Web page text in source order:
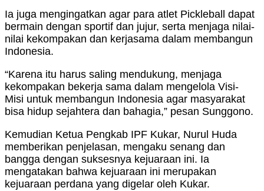
Ia juga mengingatkan agar para atlet Pickleball dapat
bermain dengan sportif dan jujur, serta menjaga nilai-
nilai kekompakan dan kerjasama dalam membangun
Indonesia.
“Karena itu harus saling mendukung, menjaga
kekompakan bekerja sama dalam mengelola Visi-
Misi untuk membangun Indonesia agar masyarakat
bisa hidup sejahtera dan bahagia,” pesan Sunggono.
Kemudian Ketua Pengkab IPF Kukar, Nurul Huda
memberikan penjelasan, mengaku senang dan
bangga dengan suksesnya kejuaraan ini. Ia
mengatakan bahwa kejuaraan ini merupakan
kejuaraan perdana yang digelar oleh Kukar.